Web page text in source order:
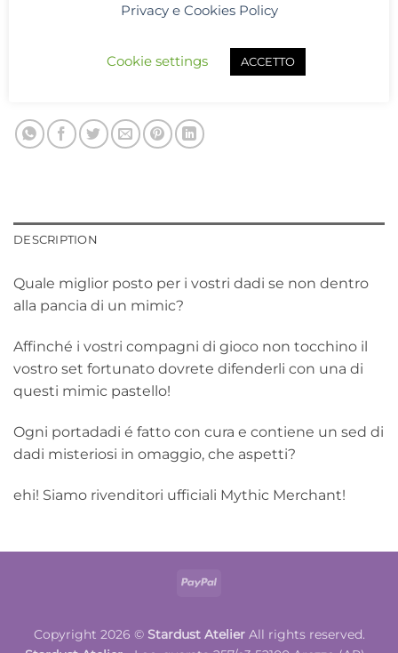
Portadadi Mythic Merchant
DESCRIPTION
Quale miglior posto per i vostri dadi se non dentro
alla pancia di un mimic?
Affinché i vostri compagni di gioco non tocchino il
vostro set fortunato dovrete difenderli con una di
questi mimic pastello!
Ogni portadadi é fatto con cura e contiene un sed di
dadi misteriosi in omaggio, che aspetti?
ehi! Siamo rivenditori ufficiali Mythic Merchant!
PayPal
Copyright 2026 © Stardust AtelierAll rights reserved.
Privacy e Cookies Policy
Cookie settings ACCETTO